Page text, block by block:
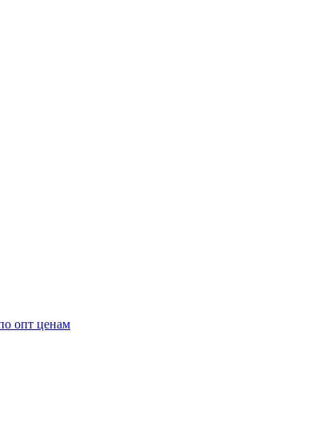
опт ценам